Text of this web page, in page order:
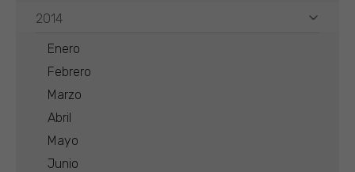
2014
Enero
Febrero
Marzo
Abril
Mayo
Junio